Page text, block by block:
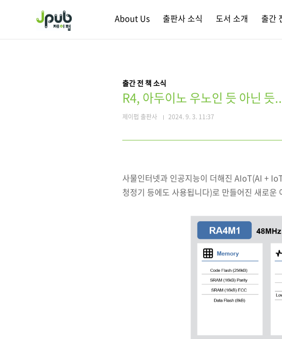
About Us 출판사 소식 도서 소개 출간
출간 전 책 소식
R4, 아두이노 우노인 듯 아닌 듯
제이펍 출판사 2024. 9. 3. 11:37
사물인터넷과 인공지능이 더해진 AIoT(AI +
청정기 등에도 사용됩니다)로 만들어진 새로